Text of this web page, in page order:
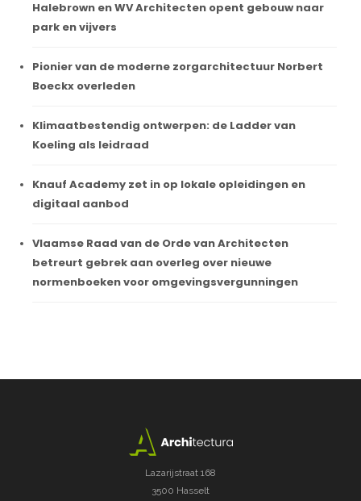
Halebrown en WV Architecten opent gebouw naar
park en vijvers
Pionier van de moderne zorgarchitectuur Norbert
Boeckx overleden
Klimaatbestendig ontwerpen: de Ladder van
Koeling als leidraad
Knauf Academy zet in op lokale opleidingen en
digitaal aanbod
Vlaamse Raad van de Orde van Architecten
betreurt gebrek aan overleg over nieuwe
normenboeken voor omgevingsvergunningen
Lazarijstraat 168
3500 Hasselt